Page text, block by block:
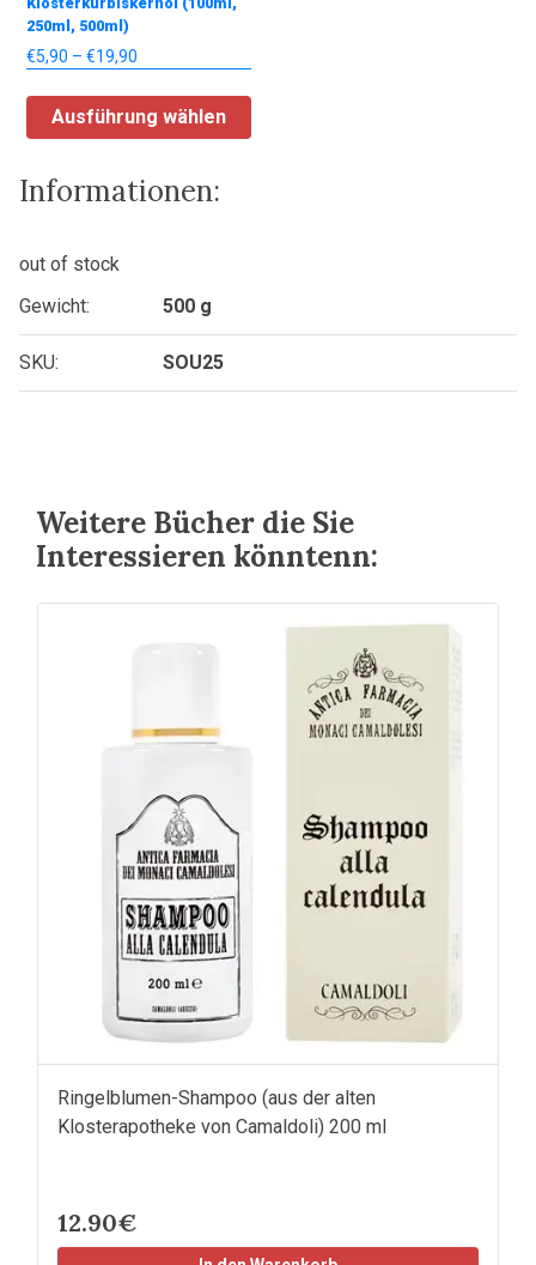
250ml, 500ml)
€5,90 – €19,90
€19,90
Ausführung wählen
Produkt
mehrere
Varianten
Die
können
Informationen:
out of stock
Gewicht:
500 g
SKU: SOU25
Weitere Bücher die Sie
Interessieren könntenn:
Ringelblumen-Shampoo (aus der alten
Klosterapotheke von Camaldoli) 200 ml
12.90€